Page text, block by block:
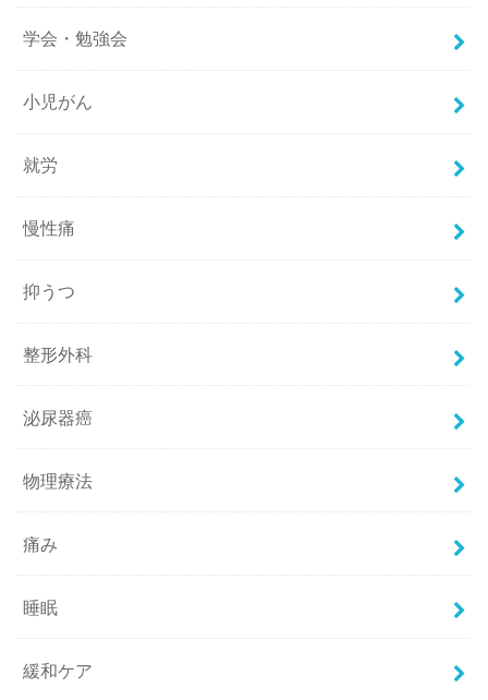
学会・勉強会
小児がん
就労
慢性痛
抑うつ
整形外科
泌尿器癌
物理療法
痛み
睡眠
緩和ケア